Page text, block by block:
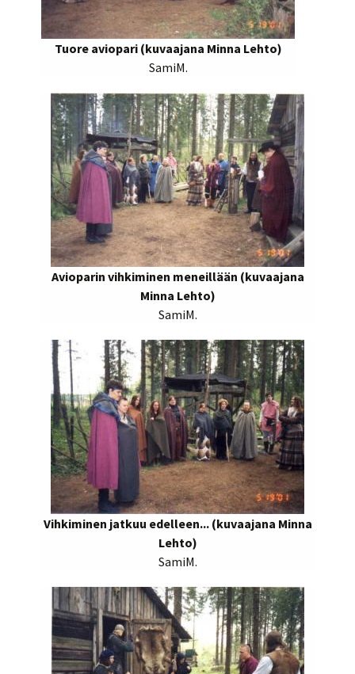
Tuore aviopari (kuvaajana Minna Lehto)
SamiM.
Avioparin vihkiminen meneillään (kuvaajana
Minna Lehto)
SamiM.
Vihkiminen jatkuu edelleen... (kuvaajana Minna
Lehto)
SamiM.